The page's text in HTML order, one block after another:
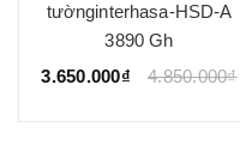
tườnginterhasa-HSD-A
3890 Gh
3.650.000₫
4.850.000₫